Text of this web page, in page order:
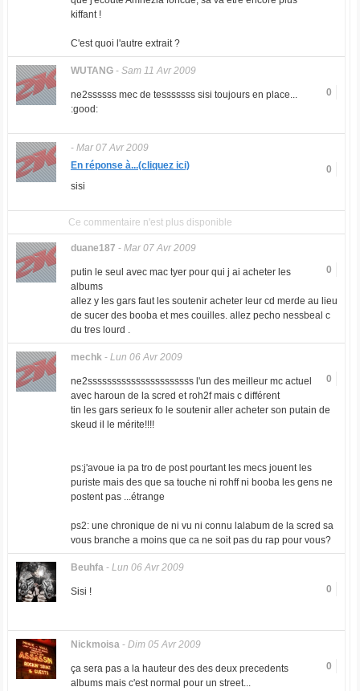
kiffant !
C'est quoi l'autre extrait ?
WUTANG- Sam 11 Avr 2009
0
ne2ssssss mec de tesssssss sisi toujours en place...
:good:
- Mar 07 Avr 2009
0
En réponse à...(cliquez ici)
sisi
Ce commentaire n'est plus disponible
duane187 - Mar 07 Avr 2009
0
putin le seul avec mac tyer pour qui j ai acheter les
albums
allez y les gars faut les soutenir acheter leur cd merde au lieu
de sucer des booba et mes couilles. allez pecho nessbeal c
du tres lourd .
mechk- Lun 06 Avr 2009
0
ne2ssssssssssssssssssssss l'un des meilleur mc actuel
avec haroun de la scred et roh2f mais c différent
tin les gars serieux fo le soutenir aller acheter son putain de
skeud il le mérite!!!!
ps:j'avoue ia pa tro de post pourtant les mecs jouent les
puriste mais des que sa touche ni rohff ni booba les gens ne
postent pas ...étrange
ps2: une chronique de ni vu ni connu lalabum de la scred sa
vous branche a moins que ca ne soit pas du rap pour vous?
Beuhfa- Lun 06 Avr 2009
0
Sisi !
Nickmoisa- Dim 05 Avr 2009
0
ça sera pas a la hauteur des des deux precedents
albums mais c'est normal pour un street...